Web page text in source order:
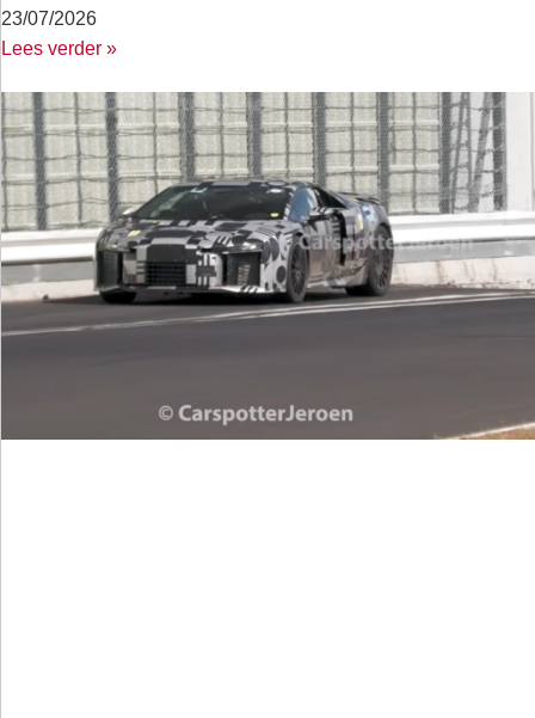
23/07/2026
Lees verder »